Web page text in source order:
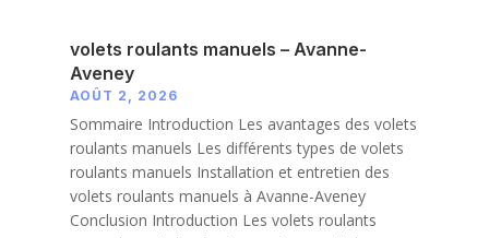
volets roulants manuels – Avanne-
Aveney
AOÛT 2, 2026
Sommaire Introduction Les avantages des volets
roulants manuels Les différents types de volets
roulants manuels Installation et entretien des
volets roulants manuels à Avanne-Aveney
Conclusion Introduction Les volets roulants